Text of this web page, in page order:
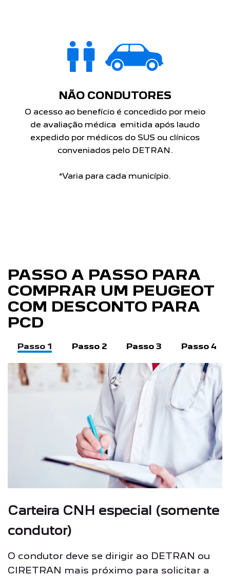
NÃO CONDUTORES
O acesso ao benefício é concedido por meio
de avaliação médica emitida após laudo
expedido por médicos do SUS ou clínicos
conveniados pelo DETRAN.
*Varia para cada município.
PASSO A PASSO PARA
COMPRAR UM PEUGEOT
COM DESCONTO PARA
PCD
Passo 1 Passo 2 Passo 3 Passo 4
Carteira CNH especial (somente
condutor)
O condutor deve se dirigir ao DETRAN ou
CIRETRAN mais próximo para solicitar a